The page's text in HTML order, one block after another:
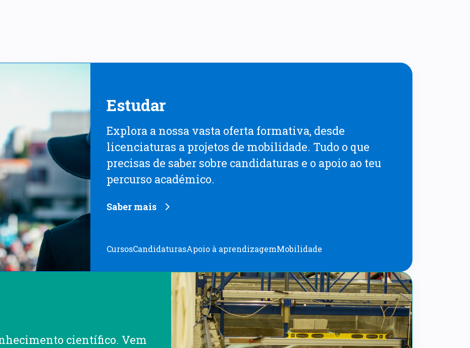
Estudar
Explora a nossa vasta oferta formativa, desde
licenciaturas a projetos de mobilidade. Tudo o que
precisas de saber sobre candidaturas e o apoio ao teu
percurso académico.
Saber mais
CursosCandidaturasApoio à aprendizagemMobilidade
científico. Vem